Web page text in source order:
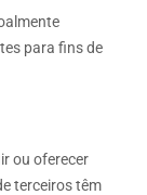
para fins de
ou oferecer
terceiros têm